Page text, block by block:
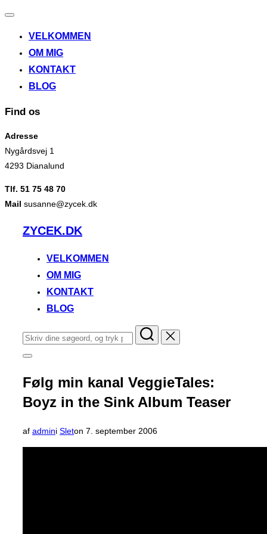
Slå
til/fra
VELKOMMEN
OM MIG
KONTAKT
BLOG
Find os
Adresse
Nygårdsvej 1
4293 Dianalund
Tlf. 51 75 48 70
Mail susanne@zycek.dk
VidereZYCEK.DK
VELKOMMEN
OM MIG
KONTAKT
BLOG
Søg
efter:
Slå
i
sidekolonne
til/fra
Følg min kanal VeggieTales:
Boyz in the Sink Album Teaser
af admini Sleton Udgivet
d.
7. september 2006